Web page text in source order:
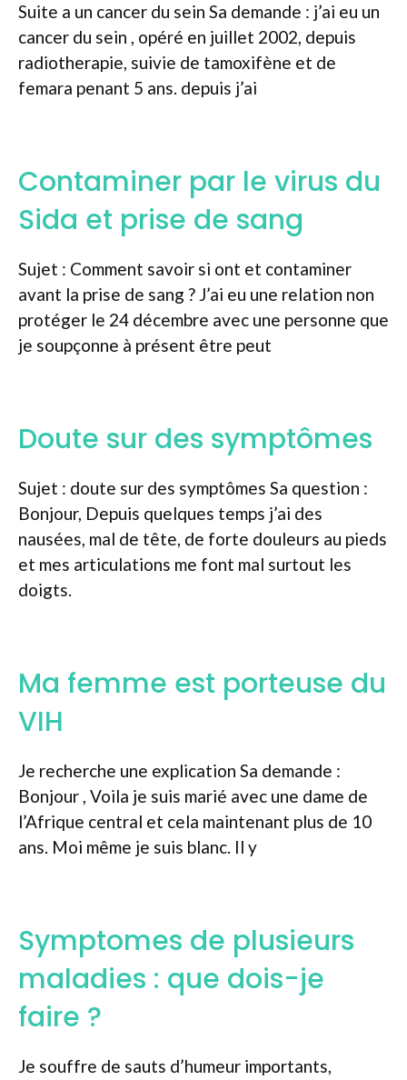
Suite a un cancer du sein Sa demande : j’ai eu un
cancer du sein , opéré en juillet 2002, depuis
radiotherapie, suivie de tamoxifène et de
femara penant 5 ans. depuis j’ai
Contaminer par le virus du
Sida et prise de sang
Sujet : Comment savoir si ont et contaminer
avant la prise de sang ? J’ai eu une relation non
protéger le 24 décembre avec une personne que
je soupçonne à présent être peut
Doute sur des symptômes
Sujet : doute sur des symptômes Sa question :
Bonjour, Depuis quelques temps j’ai des
nausées, mal de tête, de forte douleurs au pieds
et mes articulations me font mal surtout les
doigts.
Ma femme est porteuse du
VIH
Je recherche une explication Sa demande :
Bonjour , Voila je suis marié avec une dame de
l’Afrique central et cela maintenant plus de 10
ans. Moi même je suis blanc. Il y
Symptomes de plusieurs
maladies : que dois-je
faire ?
Je souffre de sauts d’humeur importants,